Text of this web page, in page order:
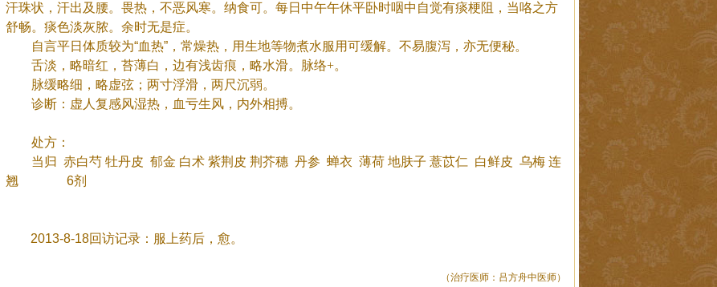
汗珠状，汗出及腰。畏热，不恶风寒。纳食可。每日中午午休平卧时咽中自觉有痰梗阻，当咯之方
舒畅。痰色淡灰脓。余时无是症。
自言平日体质较为“血热” ，常燥热，用生地等物煮水服用可缓解。不易腹泻，亦无便秘。
舌淡，略暗红，苔薄白，边有浅齿痕，略水滑。脉络+。
脉缓略细，略虚弦；两寸浮滑，两尺沉弱。
诊断： 虚人复感风湿热，血亏生风，内外相搏。
处方：
当归 赤白芍 牡丹皮 郁金 白术 紫荆皮 荆芥穗 丹参 蝉衣 薄荷 地肤子 薏苡仁 白鲜皮 乌梅 连
翘
6剂
2013-8-18回访记录：服上药后，愈。
（治疗医师：吕方舟中医师）